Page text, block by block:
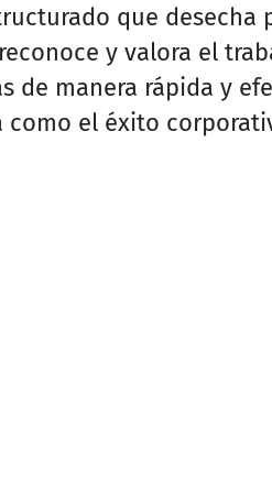
que desecha
y valora el
de manera rápida y
el éxito